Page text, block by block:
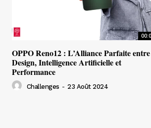
OPPO Reno12 : L’Alliance Parfaite entre
Design, Intelligence Artificielle et
Performance
Challenges - 23 Août 2024